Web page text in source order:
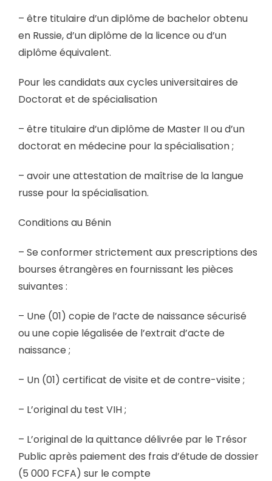
– être titulaire d’un diplôme de bachelor obtenu
en Russie, d’un diplôme de la licence ou d’un
diplôme équivalent.
Pour les candidats aux cycles universitaires de
Doctorat et de spécialisation
– être titulaire d’un diplôme de Master II ou d’un
doctorat en médecine pour la spécialisation ;
– avoir une attestation de maîtrise de la langue
russe pour la spécialisation.
Conditions au Bénin
– Se conformer strictement aux prescriptions des
bourses étrangères en fournissant les pièces
suivantes :
– Une (01) copie de l’acte de naissance sécurisé
ou une copie légalisée de l’extrait d’acte de
naissance ;
– Un (01) certificat de visite et de contre-visite ;
– L’original du test VIH ;
– L’original de la quittance délivrée par le Trésor
Public après paiement des frais d’étude de dossier
(5 000 FCFA) sur le compte